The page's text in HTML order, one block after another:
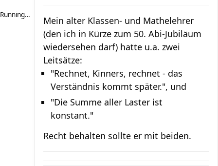
RunningPotatoe
Mein alter Klassen- und Mathelehrer
(den ich in Kürze zum 50. Abi-Jubiläum
wiedersehen darf) hatte u.a. zwei
Leitsätze:
"Rechnet, Kinners, rechnet - das
Verständnis kommt später.", und
"Die Summe aller Laster ist
konstant."
Recht behalten sollte er mit beiden.